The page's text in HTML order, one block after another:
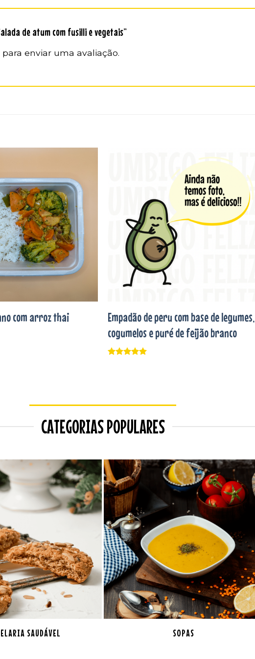
de atum com fusilli e vegetais”
para enviar uma avaliação.
Adicionar
aos
favoritos
com arroz thai
Adicionar
favoritos
Empadão de peru com base de legumes,
cogumelos e puré de feijão branco
CATEGORIAS POPULARES
SAUDÁVEL SOPAS